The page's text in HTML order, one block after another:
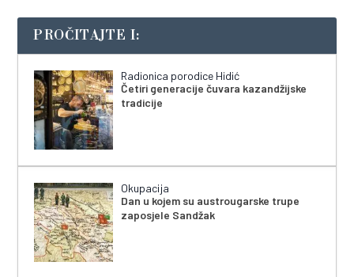
PROČITAJTE I:
Radionica porodice Hidić
Četiri generacije čuvara kazandžijske
tradicije
Okupacija
Dan u kojem su austrougarske trupe
zaposjele Sandžak